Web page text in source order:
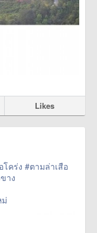
Likes
โคร่ง #ตามล่าเสือ
าง
ดอยอ่าง